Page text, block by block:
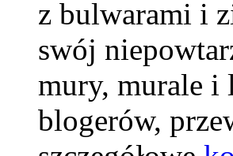
z bulwarami i
swój
mury, murale i
blogerów,